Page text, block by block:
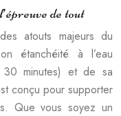
de tout
atouts majeurs du
étanchéité à l’eau
30 minutes) et de sa
conçu pour supporter
Que vous soyez un